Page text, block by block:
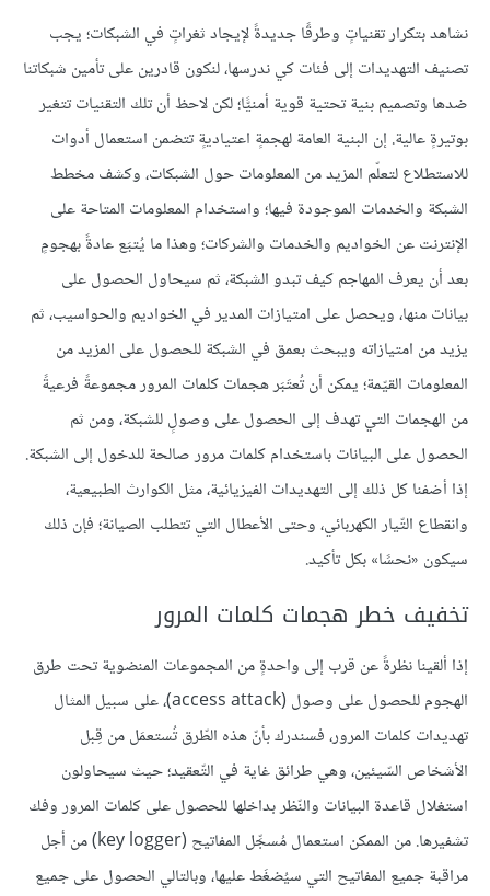
نشاهد بتكرار تقنياتٍ وطرقًا جديدةً لإيجاد ثغراتٍ في الشبكات؛ يجب
تصنيف التهديدات إلى فئات كي ندرسها، لنكون قادرين على تأمين شبكاتنا
ضدها وتصميم بنية تحتية قوية أمنيًّا؛ لكن لاحظ أن تلك التقنيات تتغير
بوتيرةٍ عالية. إن البنية العامة لهجمةٍ اعتياديةٍ تتضمن استعمال أدوات
للاستطلاع لتعلّم المزيد من المعلومات حول الشبكات، وكشف مخطط
الشبكة والخدمات الموجودة فيها؛ واستخدام المعلومات المتاحة على
الإنترنت عن الخواديم والخدمات والشركات؛ وهذا ما يُتبَع عادةً بهجومٍ
بعد أن يعرف المهاجم كيف تبدو الشبكة، ثم سيحاول الحصول على
بيانات منها، ويحصل على امتيازات المدير في الخواديم والحواسيب، ثم
يزيد من امتيازاته ويبحث بعمق في الشبكة للحصول على المزيد من
المعلومات القيّمة؛ يمكن أن تُعتَبَر هجمات كلمات المرور مجموعةً فرعيةً
من الهجمات التي تهدف إلى الحصول على وصولٍ للشبكة، ومن ثم
الحصول على البيانات باستخدام كلمات مرور صالحة للدخول إلى الشبكة.
إذا أضفنا كل ذلك إلى التهديدات الفيزيائية، مثل الكوارث الطبيعية،
وانقطاع التّيار الكهربائي، وحتى الأعطال التي تتطلب الصيانة؛ فإن ذلك
سيكون «نحسًا» بكل تأكيد.
تخفيف خطر هجمات كلمات المرور
إذا ألقينا نظرةً عن قرب إلى واحدةٍ من المجموعات المنضوية تحت طرق
الهجوم للحصول على وصول (access attack)، على سبيل المثال
تهديدات كلمات المرور، فسندرك بأنّ هذه الطّرق تُستعمَل من قِبل
الأشخاص السّيئين، وهي طرائق غاية في التّعقيد؛ حيث سيحاولون
استغلال قاعدة البيانات والنّظر بداخلها للحصول على كلمات المرور وفك
تشفيرها. من الممكن استعمال مُسجِّل المفاتيح (key logger) من أجل
مراقبة جميع المفاتيح التي سيُضغَط عليها، وبالتالي الحصول على جميع